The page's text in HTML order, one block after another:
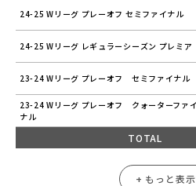
24-25 Wリーグ プレーオフ セミファイナル
24-25 Wリーグ レギュラーシーズン プレミア
23-24 Wリーグ プレーオフ セミファイナル
23-24 Wリーグ プレーオフ クォーターファイ
ナル
TOTAL
+ もっと表